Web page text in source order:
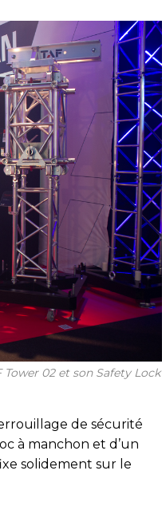
02 et son Safety Lock
de sécurité
à manchon et d’un
solidement sur le